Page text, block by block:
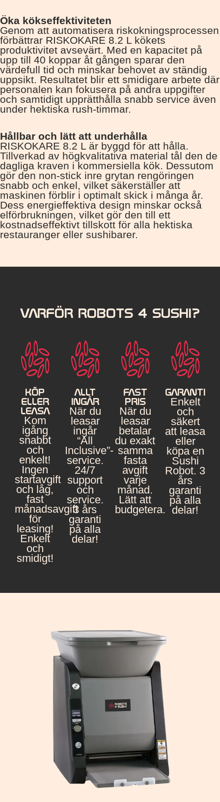
Öka kökseffektiviteten
Genom att automatisera riskokningsprocessen
förbättrar RISKOKARE 8.2 L kökets
produktivitet avsevärt. Med en kapacitet på
upp till 40 koppar åt gången sparar den
värdefull tid och minskar behovet av ständig
uppsikt. Resultatet blir ett smidigare arbete där
personalen kan fokusera på andra uppgifter
och samtidigt upprätthålla snabb service även
under hektiska rush-timmar.
Hållbar och lätt att underhålla
RISKOKARE 8.2 L är byggd för att hålla.
Tillverkad av högkvalitativa material tål den de
dagliga kraven i kommersiella kök. Dessutom
gör den non-stick inre grytan rengöringen
snabb och enkel, vilket säkerställer att
maskinen förblir i optimalt skick i många år.
Dess energieffektiva design minskar också
elförbrukningen, vilket gör den till ett
kostnadseffektivt tillskott för alla hektiska
restauranger eller sushibarer.
VARFÖR ROBOTS 4 SUSHI?
KÖP
ELLER
LEASA
Kom
igång
snabbt
och
enkelt!
Ingen
startavgift
och låg,
fast
månadsavgift
för
leasing!
Enkelt
och
smidigt!
ALLT
INGÅR
När du
leasar
ingår
“All
Inclusive”-
service.
24/7
support
och
service.
3 års
garanti
på alla
delar!
FAST
PRIS
När du
leasar
betalar
du exakt
samma
fasta
avgift
varje
månad.
Lätt att
budgetera.
GARANTI
Enkelt
och
säkert
att leasa
eller
köpa en
Sushi
Robot. 3
års
garanti
på alla
delar!